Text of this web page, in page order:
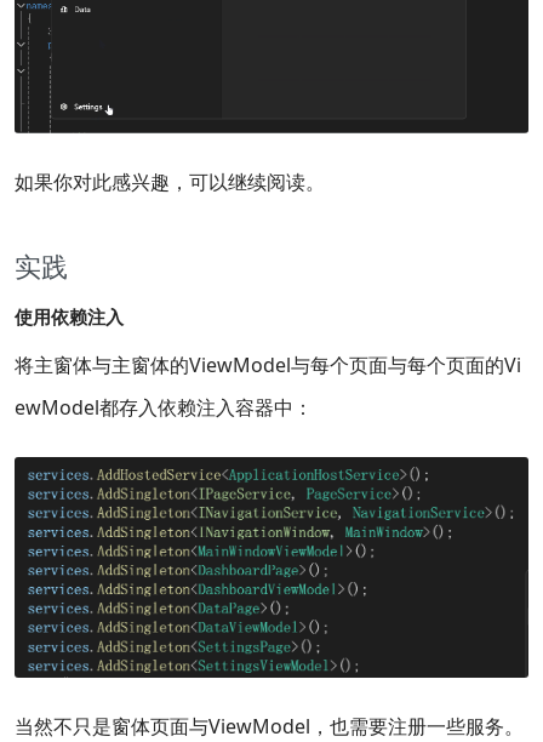
如果你对此感兴趣，可以继续阅读。
实践
使用依赖注入
将主窗体与主窗体的ViewModel与每个页面与每个页面的Vi
ewModel都存入依赖注入容器中：
当然不只是窗体页面与ViewModel，也需要注册一些服务。